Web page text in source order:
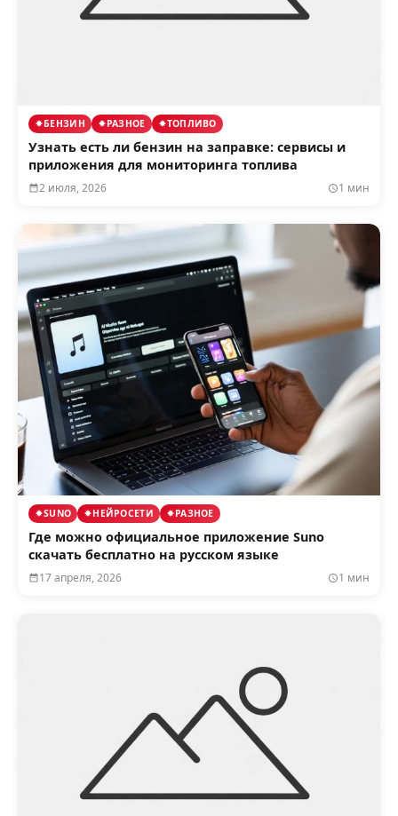
БЕНЗИН РАЗНОЕ ТОПЛИВО
Узнать есть ли бензин на заправке: сервисы и
приложения для мониторинга топлива
2 июля, 2026 1 мин
SUNO НЕЙРОСЕТИ РАЗНОЕ
Где можно официальное приложение Suno
скачать бесплатно на русском языке
17 апреля, 2026 1 мин